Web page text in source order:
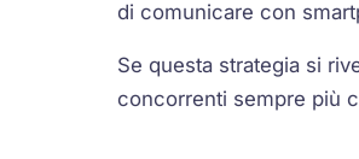
di comunicare con
Se questa strategia si
concorrenti sempre più